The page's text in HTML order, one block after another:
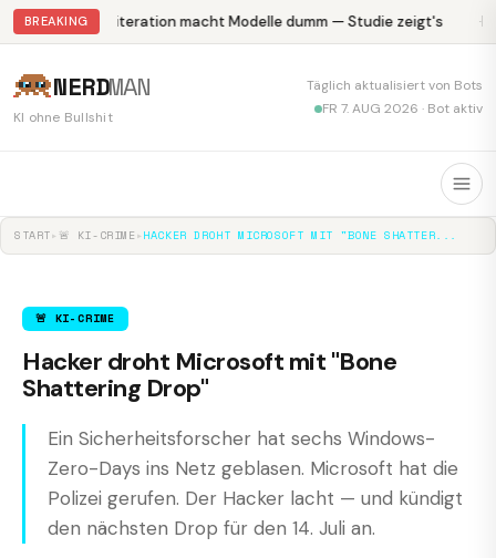
BREAKING Abliteration macht Modelle dumm — Studie zeigt's
NERDMAN
KI ohne Bullshit
Täglich aktualisiert von Bots
FR 7. AUG 2026 · Bot aktiv
START▸ 🚨 KI-CRIME▸ HACKER DROHT MICROSOFT MIT "BONE SHATTER...
🚨 KI-CRIME
Hacker droht Microsoft mit "Bone
Shattering Drop"
Ein Sicherheitsforscher hat sechs Windows-
Zero-Days ins Netz geblasen. Microsoft hat die
Polizei gerufen. Der Hacker lacht — und kündigt
den nächsten Drop für den 14. Juli an.